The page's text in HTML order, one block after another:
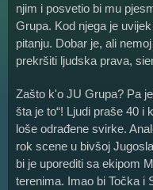
njim i posvetio bi mu
Grupa. Kod njega je
pitanju. Dobar je, ali
prekršiti ljudska prava,
Zašto k'o JU Grupa? Pa
šta je to“! Ljudi praše 40 i
loše odrađene svirke.
rok scene u bivšoj
bi je uporediti sa ekipom
terenima. Imao bi Točka i